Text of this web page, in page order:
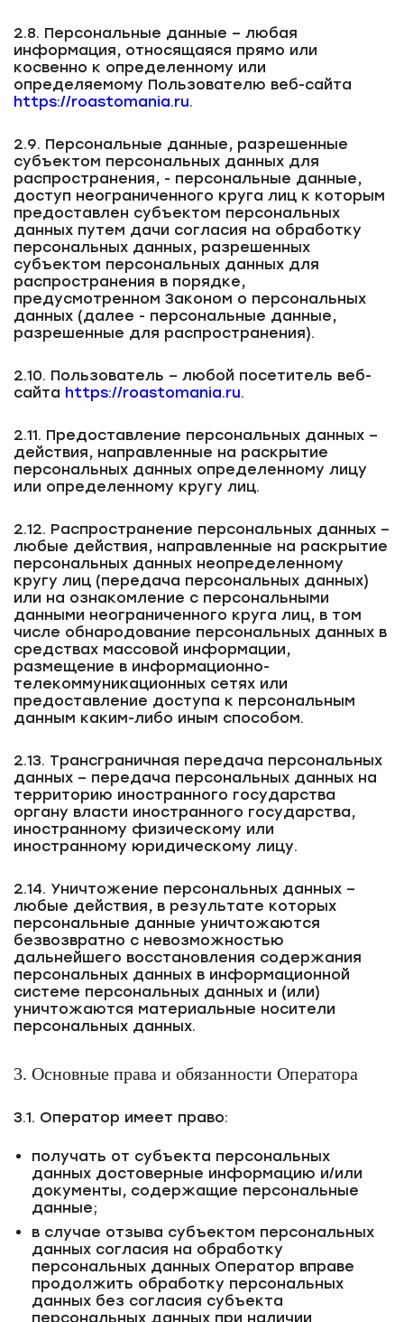
2.8. Персональные данные – любая
информация, относящаяся прямо или
косвенно к определенному или
определяемому Пользователю веб-сайта
https://roastomania.ru.
2.9. Персональные данные, разрешенные
субъектом персональных данных для
распространения, - персональные данные,
доступ неограниченного круга лиц к которым
предоставлен субъектом персональных
данных путем дачи согласия на обработку
персональных данных, разрешенных
субъектом персональных данных для
распространения в порядке,
предусмотренном Законом о персональных
данных (далее - персональные данные,
разрешенные для распространения).
2.10. Пользователь – любой посетитель веб-
сайта https://roastomania.ru.
2.11. Предоставление персональных данных –
действия, направленные на раскрытие
персональных данных определенному лицу
или определенному кругу лиц.
2.12. Распространение персональных данных –
любые действия, направленные на раскрытие
персональных данных неопределенному
кругу лиц (передача персональных данных)
или на ознакомление с персональными
данными неограниченного круга лиц, в том
числе обнародование персональных данных в
средствах массовой информации,
размещение в информационно-
телекоммуникационных сетях или
предоставление доступа к персональным
данным каким-либо иным способом.
2.13. Трансграничная передача персональных
данных – передача персональных данных на
территорию иностранного государства
органу власти иностранного государства,
иностранному физическому или
иностранному юридическому лицу.
2.14. Уничтожение персональных данных –
любые действия, в результате которых
персональные данные уничтожаются
безвозвратно с невозможностью
дальнейшего восстановления содержания
персональных данных в информационной
системе персональных данных и (или)
уничтожаются материальные носители
персональных данных.
3. Основные права и обязанности Оператора
3.1. Оператор имеет право:
получать от субъекта персональных
данных достоверные информацию и/или
документы, содержащие персональные
данные;
в случае отзыва субъектом персональных
данных согласия на обработку
персональных данных Оператор вправе
продолжить обработку персональных
данных без согласия субъекта
персональных данных при наличии